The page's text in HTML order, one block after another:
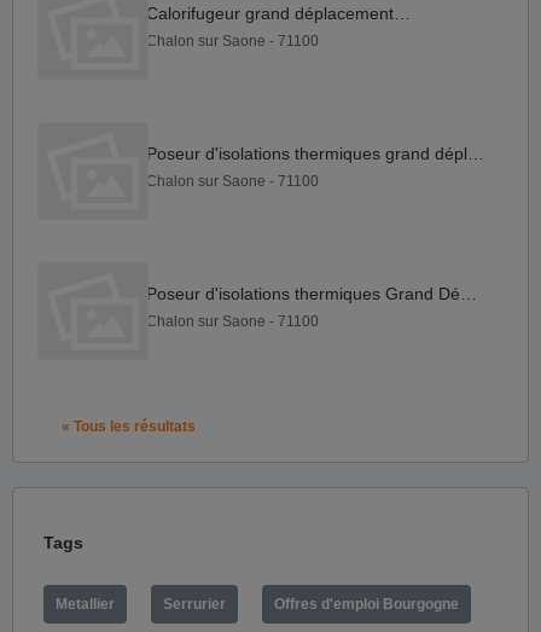
Chalon sur Saone - 71100
Chalon sur Saone - 71100
Chalon sur Saone - 71100
« Tous les résultats
Tags
Metallier Serrurier Offres d'emploi Bourgogne